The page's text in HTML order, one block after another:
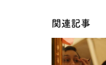
関連記事